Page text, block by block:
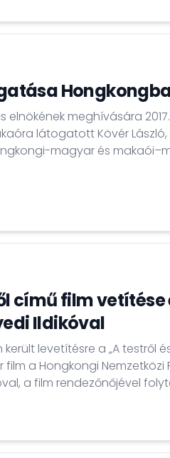
meghívására 2017.
látogatott Kövér László,
magyar és
testületek közötti
erősítéséhez...
című film vetítése
Ildikóval
levetítésre a „A testről
a Hongkongi Nemzetközi
a film rendezőnőjével
jében rendezett vetítés és